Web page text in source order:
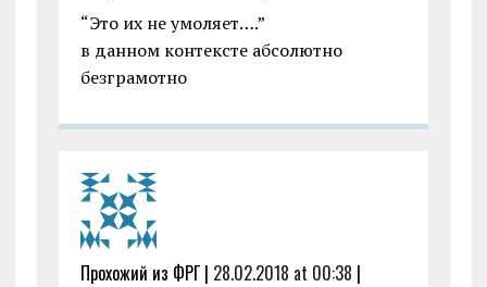
“Это их не умоляет….”
в данном контексте абсолютно
безграмотно
Прохожий из ФРГ | 28.02.2018 at 00:38 |